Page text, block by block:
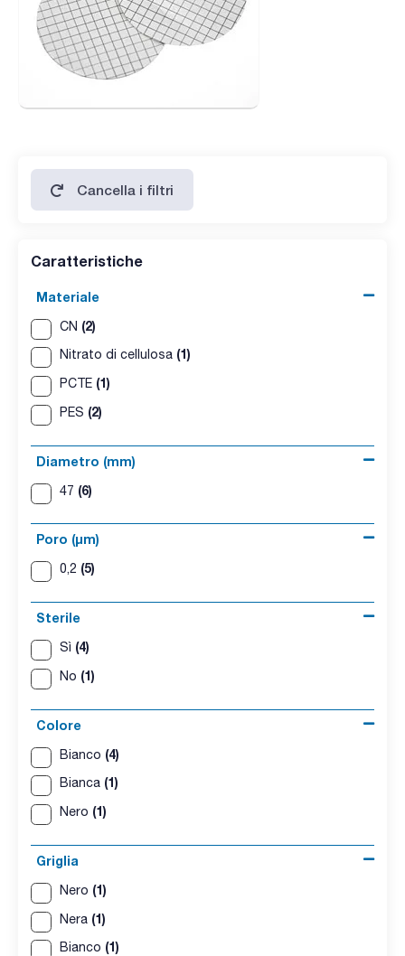
Cancella i filtri
Caratteristiche
Materiale
CN (2)
Nitrato di cellulosa (1)
PCTE (1)
PES (2)
Diametro (mm)
47 (6)
Poro (µm)
0,2 (5)
Sterile
Sì (4)
No (1)
Colore
Bianco (4)
Bianca (1)
Nero (1)
Griglia
Nero (1)
Nera (1)
Bianco (1)